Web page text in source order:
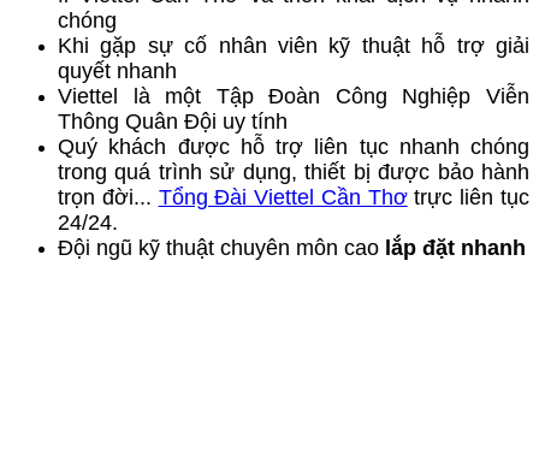
chóng
Khi gặp sự cố nhân viên kỹ thuật hỗ trợ giải
quyết nhanh
Viettel là một Tập Đoàn Công Nghiệp Viễn
Thông Quân Đội uy tính
Quý khách được hỗ trợ liên tục nhanh chóng
trong quá trình sử dụng, thiết bị được bảo hành
trọn đời... Tổng Đài Viettel Cần Thơtrực liên tục
24/24.
Đội ngũ kỹ thuật chuyên môn cao lắp đặt nhanh